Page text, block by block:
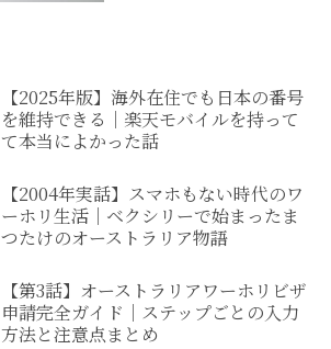
【2025年版】海外在住でも日本の番号
を維持できる｜楽天モバイルを持って
て本当によかった話
【2004年実話】スマホもない時代のワ
ーホリ生活｜ベクシリーで始まったま
つたけのオーストラリア物語
【第3話】オーストラリアワーホリビザ
申請完全ガイド｜ステップごとの入力
方法と注意点まとめ